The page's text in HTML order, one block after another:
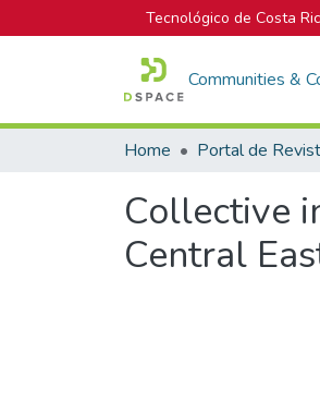
Tecnológico de Costa
Communities &
Home
Collective
Central